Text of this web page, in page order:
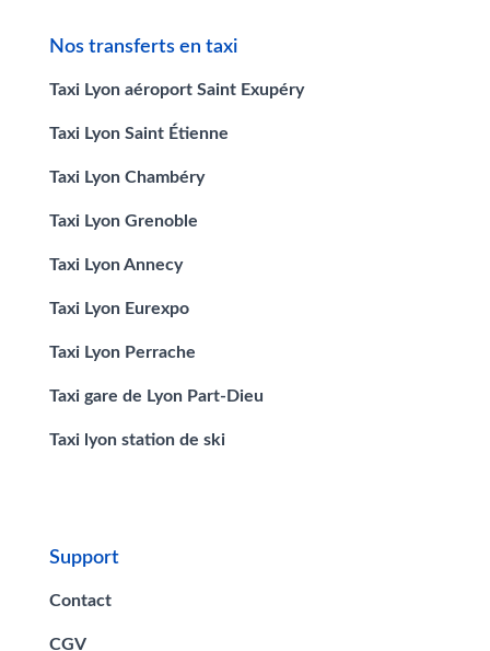
Nos transferts en taxi
Taxi Lyon aéroport Saint Exupéry
Taxi Lyon Saint Étienne
Taxi Lyon Chambéry
Taxi Lyon Grenoble
Taxi Lyon Annecy
Taxi Lyon Eurexpo
Taxi Lyon Perrache
Taxi gare de Lyon Part-Dieu
Taxi lyon station de ski
Support
Contact
CGV